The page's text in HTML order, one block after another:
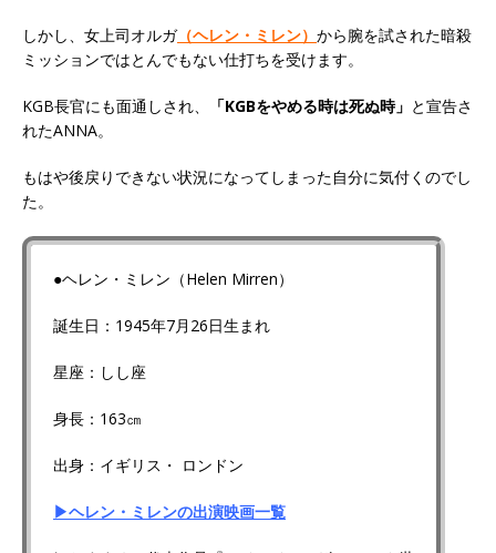
しかし、女上司オルガ（ヘレン・ミレン） から腕を試された暗殺
ミッションではとんでもない仕打ちを受けます。
KGB長官にも面通しされ、 「KGBをやめる時は死ぬ時」 と宣告さ
れたANNA。
もはや後戻りできない状況になってしまった自分に気付くのでし
た。
●ヘレン・ミレン（Helen Mirren）
誕生日：1945年7月26日生まれ
星座：しし座
身長：163㎝
出身：イギリス・ ロンドン
▶ヘレン・ミレンの出演映画一覧